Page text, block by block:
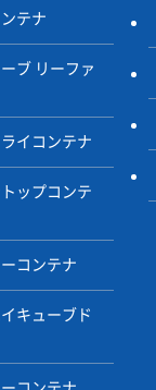
テナ
ブ リーファ
イコンテナ
ップコンテ
コンテナ
キューブド